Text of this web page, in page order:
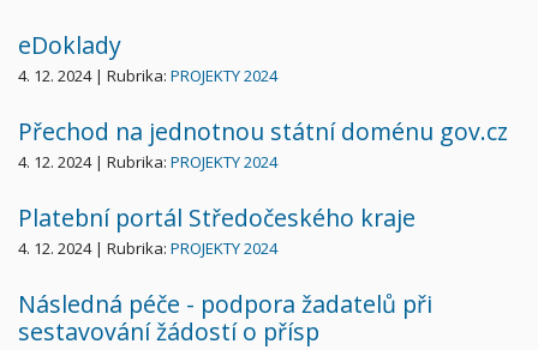
eDoklady
4. 12. 2024 | Rubrika: PROJEKTY 2024
Přechod na jednotnou státní doménu gov.cz
4. 12. 2024 | Rubrika: PROJEKTY 2024
Platební portál Středočeského kraje
4. 12. 2024 | Rubrika: PROJEKTY 2024
Následná péče - podpora žadatelů při
sestavování žádostí o přísp